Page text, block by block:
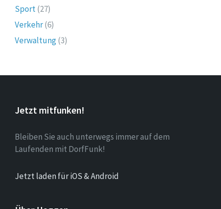
Sport(27)
Verkehr(6)
Verwaltung(3)
Jetzt mitfunken!
Bleiben Sie auch unterwegs immer auf dem
Laufenden mit DorfFunk!
Jetzt laden für iOS & Android